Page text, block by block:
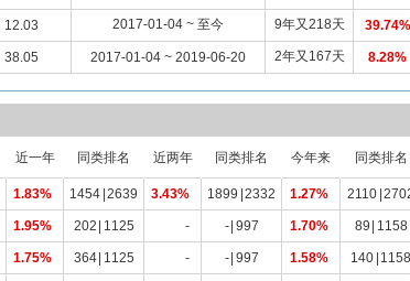
12.03 2017-01-04 ~ 至今 9年又218天 39.74%
38.05 2017-01-04 ~ 2019-06-20 2年又167天 8.28%
近一年 同类排名 近两年 同类排名 今年来 同类排名
1.83% 1454 2639 3.43% 1899 2332 1.27% 2110
1.95% 202 1125 - - 997 1.70% 89 1158
1.75% 364 1125 - - 997 1.58% 140 1158